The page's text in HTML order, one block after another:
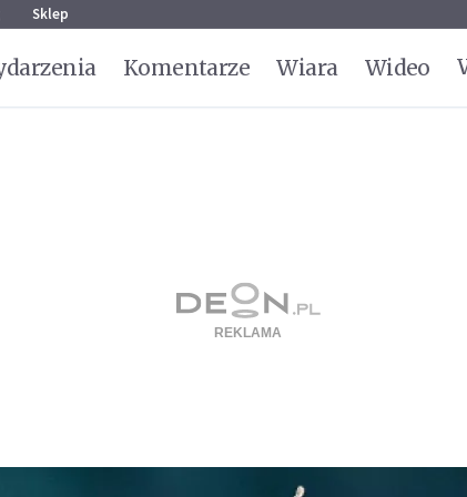
Sklep
Komentarze Wiara Wideo